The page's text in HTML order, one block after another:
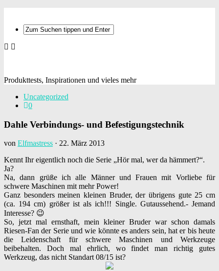
Produkttests, Inspirationen und vieles mehr
Uncategorized
0
Dahle Verbindungs- und Befestigungstechnik
von Elfmastress · 22. März 2013
Kennt Ihr eigentlich noch die Serie „Hör mal, wer da hämmert?“.
Ja?
Na, dann grüße ich alle Männer und Frauen mit Vorliebe für
schwere Maschinen mit mehr Power!
Ganz besonders meinen kleinen Bruder, der übrigens gute 25 cm
(ca. 194 cm) größer ist als ich!!! Single. Gutaussehend.- Jemand
Interesse? 😉
So, jetzt mal ernsthaft, mein kleiner Bruder war schon damals
Riesen-Fan der Serie und wie könnte es anders sein, hat er bis heute
die Leidenschaft für schwere Maschinen und Werkzeuge
beibehalten. Doch mal ehrlich, wo findet man richtig gutes
Werkzeug, das nicht Standart 08/15 ist?